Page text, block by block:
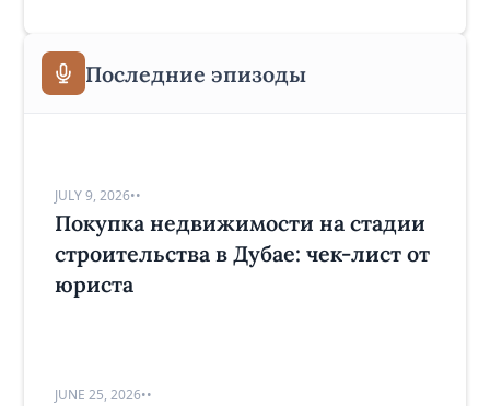
Последние эпизоды
JULY 9, 2026••
Покупка недвижимости на стадии
строительства в Дубае: чек-лист от
юриста
JUNE 25, 2026••